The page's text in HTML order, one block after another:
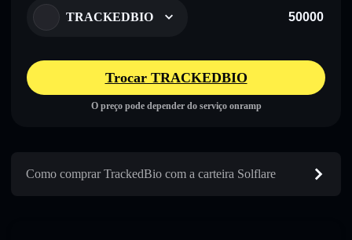
TRACKEDBIO
Trocar TRACKEDBIO
O preço pode depender do serviço onramp
Como comprar TrackedBio com a carteira Solflare